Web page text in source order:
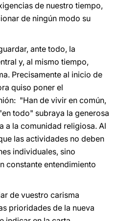
de nuestro tiempo,
de ningún modo su
ante todo, la
y, al mismo tiempo,
Precisamente al inicio de
quiso poner el
"Han de vivir en común,
todo" subraya la generosa
a la comunidad religiosa. Al
las actividades no deben
individuales, sino
constante entendimiento
de vuestro carisma
prioridades de la nueva